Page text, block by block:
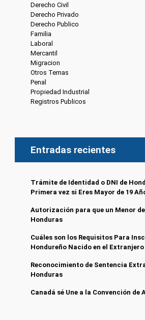
Derecho Civil
Derecho Privado
Derecho Publico
Familia
Laboral
Mercantil
Migracion
Otros Temas
Penal
Propiedad Industrial
Registros Publicos
Entradas recientes
Trámite de Identidad o DNI de
Primera vez si Eres Mayor de 19
Autorización para que un Menor
Honduras
Cuáles son los Requisitos Para
Hondureño Nacido en el Extranjero
Reconocimiento de Sentencia
Honduras
Canadá sé Une a la Convención de